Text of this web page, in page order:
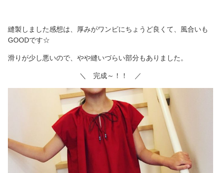
縫製しました感想は、厚みがワンピにちょうど良くて、風合いも
GOODです☆
滑りが少し悪いので、やや縫いづらい部分もありました。
＼ 完成～！！ ／